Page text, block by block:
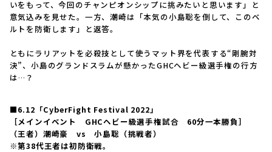
いをもって、今回のチャンピオンシップに挑みたいと思います」と
意気込みを見せた。一方、潮崎は「本気の小島聡を倒して、このベ
ルトを防衛します」と返答。
ともにラリアットを必殺技として使うマット界を代表する“剛腕対
決”、小島のグランドスラムが懸かったGHCヘビー級選手権の行方
は…？
■6.12「CyberFight Festival 2022」
［メインイベント GHCヘビー級選手権試合 60分一本勝負］
（王者）潮崎豪 vs 小島聡（挑戦者）
※第38代王者は初防衛戦。